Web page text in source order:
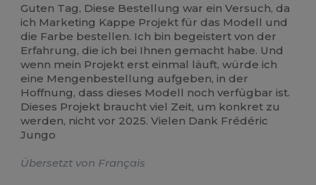
Guten Tag, Diese Bestellung war ein Versuch, da
ich Marketing Kappe Projekt für das Modell und
die Farbe bestellen. Ich bin begeistert von der
Erfahrung, die ich bei Ihnen gemacht habe. Und
wenn mein Projekt erst einmal läuft, würde ich
eine Mengenbestellung aufgeben, in der
Hoffnung, dass dieses Modell noch verfügbar ist.
Dieses Projekt braucht viel Zeit, um konkret zu
werden, nicht vor 2025. Vielen Dank Frédéric
Jungo
Übersetzt von Français